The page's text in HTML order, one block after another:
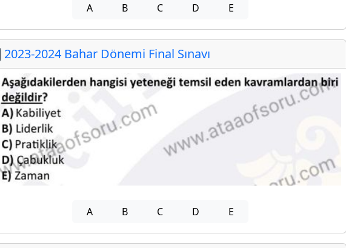
A B C D E
2023-2024 Bahar Dönemi Final Sınavı
A B C D E